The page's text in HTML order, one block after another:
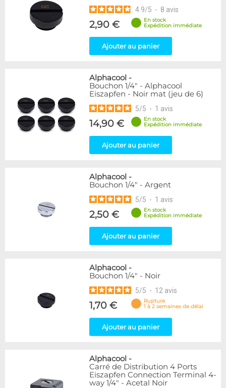
Carré
4
Coudé 30°
Passe cloison
Raccord autobloquant
1
5
Disponibilité / Promotions
Articles en promotions
Appliquer
4.9/5 - 8 avis
2,90 €
En stock
Expédition immédiate
Ajouter au panier
Alphacool -
Bouchon 1/4" - Alphacool
Eiszapfen - Noir mat (jeu de 6)
5/5 - 1 avis
14,90 €
En stock
Expédition immédiate
Ajouter au panier
Alphacool -
Bouchon 1/4" - Argent
5/5 - 1 avis
2,50 €
En stock
Expédition immédiate
Ajouter au panier
Alphacool -
Bouchon 1/4" - Noir
5/5 - 12 avis
1,70 €
Rupture
1 à 2 semaines de délai
Ajouter au panier
Alphacool -
Carré de Distribution 4 Ports
Eiszapfen Connection Terminal 4-
way 1/4" - Acetal Noir